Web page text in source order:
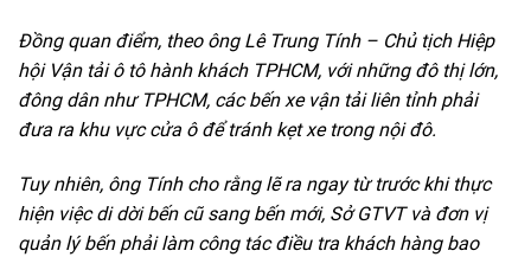
Đồng quan điểm, theo ông Lê Trung Tính – Chủ tịch Hiệp
hội Vận tải ô tô hành khách TPHCM, với những đô thị lớn,
đông dân như TPHCM, các bến xe vận tải liên tỉnh phải
đưa ra khu vực cửa ô để tránh kẹt xe trong nội đô.
Tuy nhiên, ông Tính cho rằng lẽ ra ngay từ trước khi thực
hiện việc di dời bến cũ sang bến mới, Sở GTVT và đơn vị
quản lý bến phải làm công tác điều tra khách hàng bao